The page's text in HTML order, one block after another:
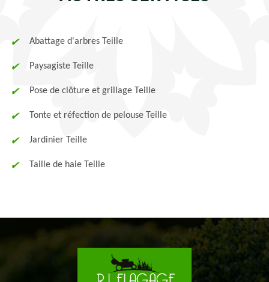
Abattage d'arbres Teille
Paysagiste Teille
Pose de clôture et grillage Teille
Tonte et réfection de pelouse Teille
Jardinier Teille
Taille de haie Teille